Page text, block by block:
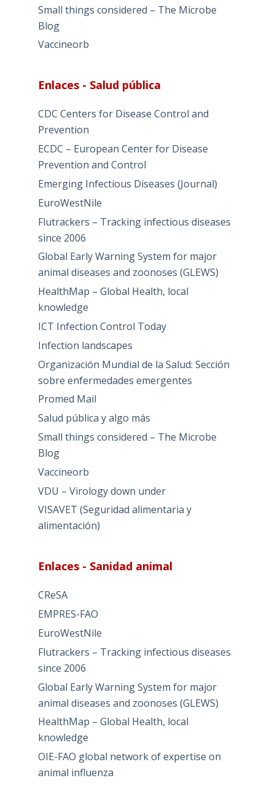
Small things considered – The Microbe
Blog
Vaccineorb
Enlaces - Salud pública
CDC Centers for Disease Control and
Prevention
ECDC – European Center for Disease
Prevention and Control
Emerging Infectious Diseases (Journal)
EuroWestNile
Flutrackers – Tracking infectious diseases
since 2006
Global Early Warning System for major
animal diseases and zoonoses (GLEWS)
HealthMap – Global Health, local
knowledge
ICT Infection Control Today
Infection landscapes
Organización Mundial de la Salud: Sección
sobre enfermedades emergentes
Promed Mail
Salud pública y algo más
Small things considered – The Microbe
Blog
Vaccineorb
VDU – Virology down under
VISAVET (Seguridad alimentaria y
alimentación)
Enlaces - Sanidad animal
CReSA
EMPRES-FAO
EuroWestNile
Flutrackers – Tracking infectious diseases
since 2006
Global Early Warning System for major
animal diseases and zoonoses (GLEWS)
HealthMap – Global Health, local
knowledge
OIE-FAO global network of expertise on
animal influenza